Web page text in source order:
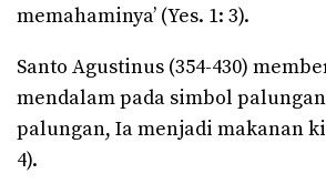
memahaminya’ (Yes. 1: 3).
Santo Agustinus (354-430)
mendalam pada simbol
palungan, Ia menjadi makanan
4).